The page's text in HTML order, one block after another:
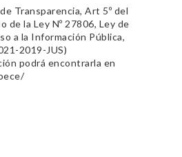
Transparencia, Art 5º del
de la Ley Nº 27806, Ley de
a la Información Pública,
2019-JUS)
podrá encontrarla en